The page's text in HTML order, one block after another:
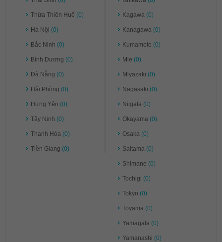
Thừa Thiên Huế (0)
Hà Nội (0)
Bắc Ninh (0)
Bình Dương (0)
Đà Nẵng (0)
Hải Phòng (0)
Hưng Yên (0)
Tây Ninh (0)
Thanh Hóa (0)
Tiền Giang (0)
Kagawa (0)
Kanagawa (0)
Kumamoto (0)
Mie (0)
Miyazaki (0)
Nagasaki (0)
Niigata (0)
Okayama (0)
Osaka (0)
Saitama (0)
Shimane (0)
Tochigi (0)
Tokyo (0)
Toyama (0)
Yamagata (0)
Yamanashi (0)